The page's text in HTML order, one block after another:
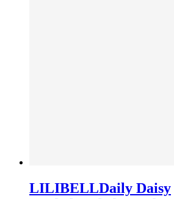
LILIBELLDaily Daisy